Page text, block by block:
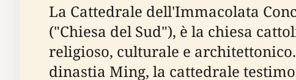
La Cattedrale dell'Immacolata
("Chiesa del Sud"), è la chiesa
religioso, culturale e
dinastia Ming, la cattedrale